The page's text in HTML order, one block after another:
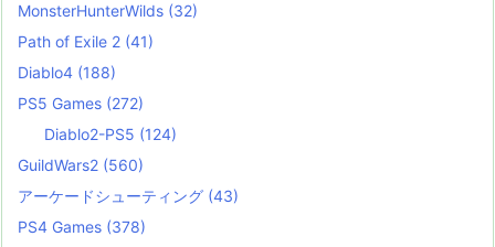
MonsterHunterWilds (32)
Path of Exile 2 (41)
Diablo4 (188)
PS5 Games (272)
Diablo2-PS5 (124)
GuildWars2 (560)
アーケードシューティング (43)
PS4 Games (378)